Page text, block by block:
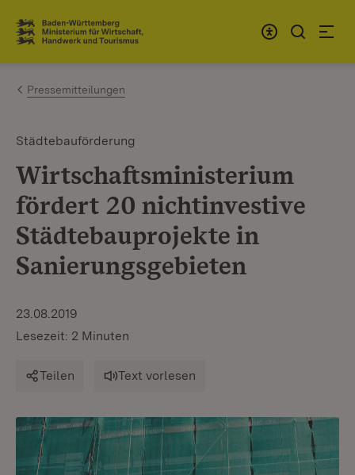
Zum Inhalt springen
Link zur Startseite
Pressemitteilungen
Städtebauförderung
Wirtschaftsministerium
fördert 20 nichtinvestive
Städtebauprojekte in
Sanierungsgebieten
23.08.2019
Lesezeit: 2 Minuten
Teilen Text vorlesen